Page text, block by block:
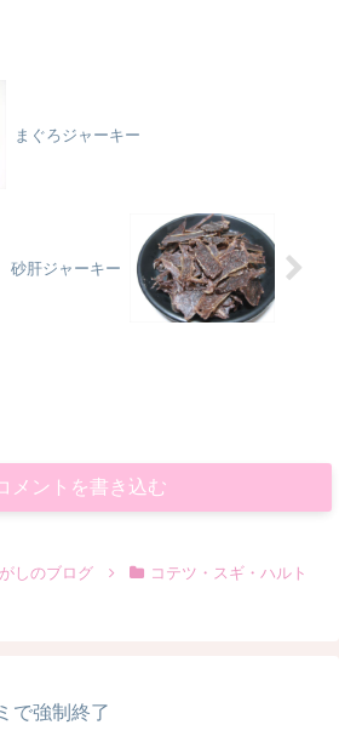
まぐろジャーキー
砂肝ジャーキー
メントを書き込む
しのブログ コテツ・スギ・ハルト
で強制終了